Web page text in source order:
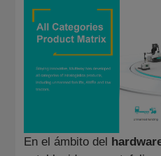
En el ámbito del